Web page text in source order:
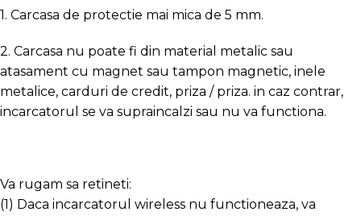
1. Carcasa de protectie mai mica de 5 mm.
2. Carcasa nu poate fi din material metalic sau
atasament cu magnet sau tampon magnetic, inele
metalice, carduri de credit, priza / priza. in caz contrar,
incarcatorul se va supraincalzi sau nu va functiona.
Va rugam sa retineti:
(1) Daca incarcatorul wireless nu functioneaza, va